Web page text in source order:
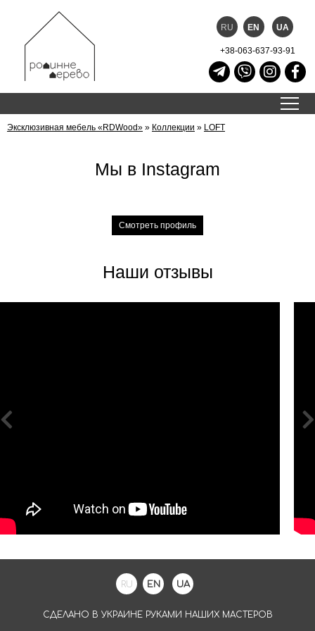
RU EN UA
+38-063-637-93-91
Эксклюзивная мебель «RDWood» » Коллекции » LOFT
Мы в Instagram
Смотреть профиль
Наши отзывы
RU EN UA
СДЕЛАНО В УКРАИНЕ РУКАМИ НАШИХ МАСТЕРОВ